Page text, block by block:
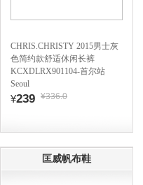
CHRIS.CHRISTY 2015男士灰
色简约款舒适休闲长裤
KCXDLRX901104-首尔站
Seoul
¥239 ¥336.0
匡威帆布鞋